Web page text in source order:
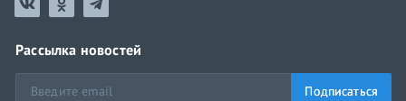
Рассылка новостей
Подписаться